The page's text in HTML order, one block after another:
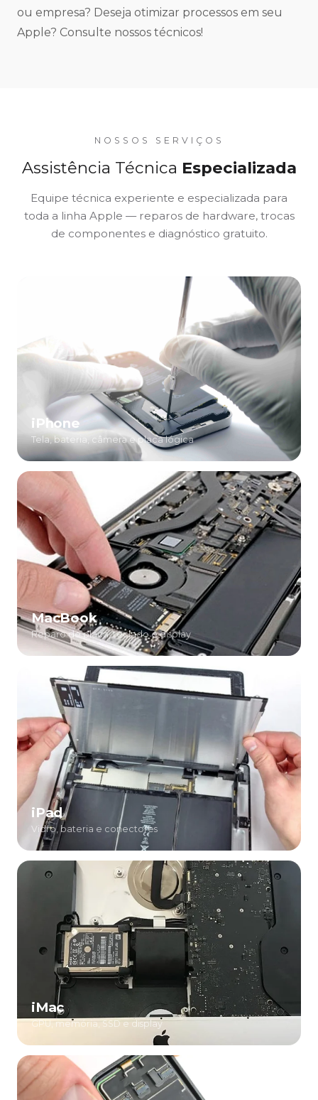
ou empresa? Deseja otimizar processos em seu
Apple? Consulte nossos técnicos!
NOSSOS SERVIÇOS
Assistência Técnica Especializada
Equipe técnica experiente e especializada para
toda a linha Apple — reparos de hardware, trocas
de componentes e diagnóstico gratuito.
iPhone
Tela, bateria, câmera e placa lógica
MacBook
Reparo de placa, teclado e display
iPad
Vidro, bateria e conectores
iMac
GPU, memória, SSD e display